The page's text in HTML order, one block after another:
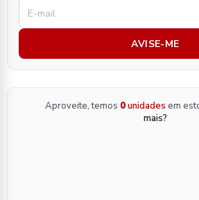
AVISE-ME
Aproveite, temos 0unidades em
mais?